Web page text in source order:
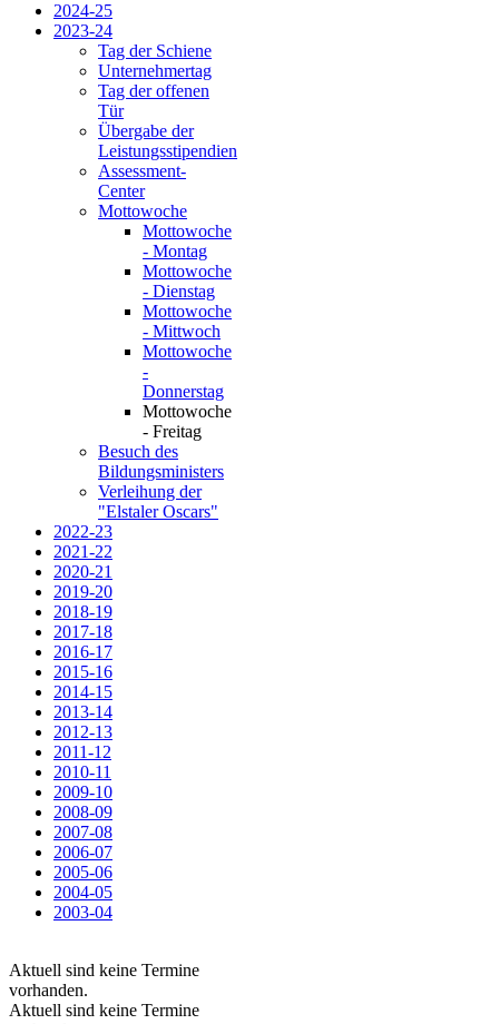
2024-25
2023-24
Tag der Schiene
Unternehmertag
Tag der offenen
Tür
Übergabe der
Leistungsstipendien
Assessment-
Center
Mottowoche
Mottowoche
- Montag
Mottowoche
- Dienstag
Mottowoche
- Mittwoch
Mottowoche
-
Donnerstag
Mottowoche
- Freitag
Besuch des
Bildungsministers
Verleihung der
"Elstaler Oscars"
2022-23
2021-22
2020-21
2019-20
2018-19
2017-18
2016-17
2015-16
2014-15
2013-14
2012-13
2011-12
2010-11
2009-10
2008-09
2007-08
2006-07
2005-06
2004-05
2003-04
Aktuell sind keine Termine
vorhanden.
Aktuell sind keine Termine